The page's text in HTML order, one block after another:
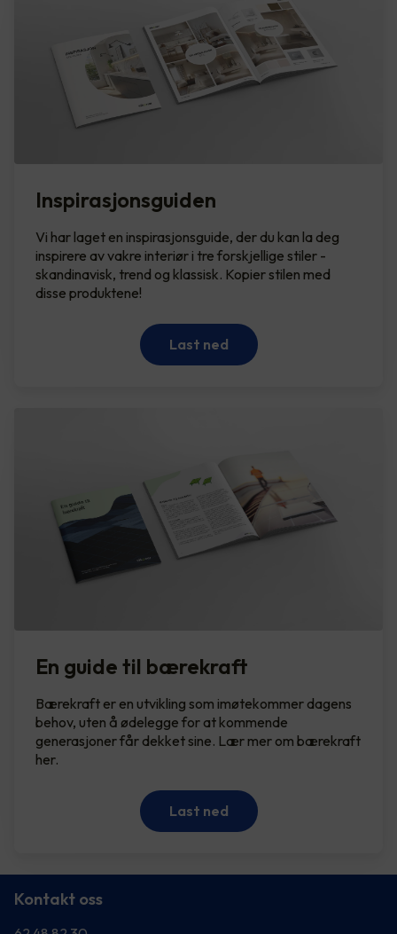
Inspirasjonsguiden
Vi har laget en inspirasjonsguide, der du kan la deg
inspirere av vakre interiør i tre forskjellige stiler -
skandinavisk, trend og klassisk. Kopier stilen med
disse produktene!
Last ned
En guide til bærekraft
Bærekraft er en utvikling som imøtekommer dagens
behov, uten å ødelegge for at kommende
generasjoner får dekket sine. Lær mer om bærekraft
her.
Last ned
Kontakt oss